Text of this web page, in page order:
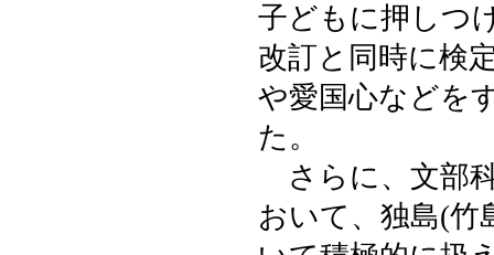
子どもに押しつ
改訂と同時に検
や愛国心などを
た。
さらに、文部
おいて、独島(竹